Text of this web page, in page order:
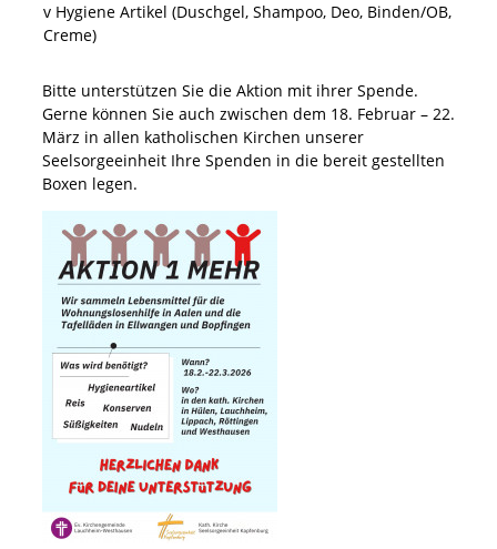
v Hygiene Artikel (Duschgel, Shampoo, Deo, Binden/OB,
Creme)
Bitte unterstützen Sie die Aktion mit ihrer Spende.
Gerne können Sie auch zwischen dem 18. Februar – 22.
März in allen katholischen Kirchen unserer
Seelsorgeeinheit Ihre Spenden in die bereit gestellten
Boxen legen.